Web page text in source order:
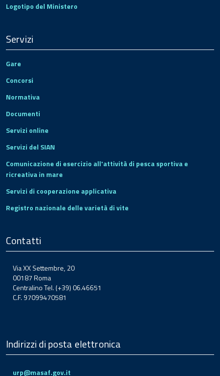
Logotipo del Ministero
Servizi
Gare
Concorsi
Normativa
Documenti
Servizi online
Servizi del SIAN
Comunicazione di esercizio all'attività di pesca sportiva e
ricreativa in mare
Servizi di cooperazione applicativa
Registro nazionale delle varietà di vite
Contatti
Via XX Settembre, 20
00187 Roma
Centralino Tel. (+39) 06.46651
C.F. 97099470581
Indirizzi di posta elettronica
urp@masaf.gov.it